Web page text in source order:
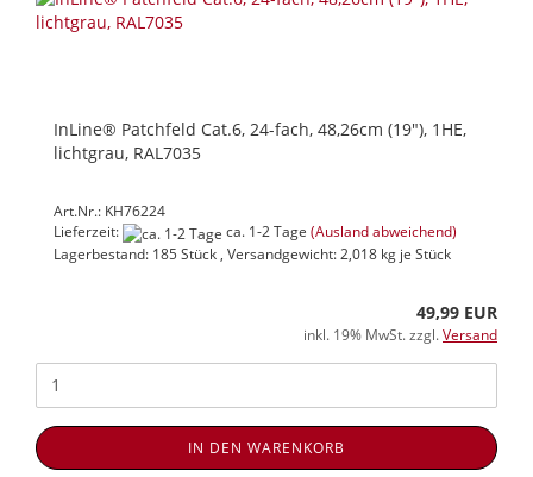
InLine® Patchfeld Cat.6, 24-fach, 48,26cm (19"), 1HE,
lichtgrau, RAL7035
Art.Nr.: KH76224
Lieferzeit:
ca. 1-2 Tage (Ausland abweichend)
Lagerbestand: 185 Stück , Versandgewicht:2,018 kg je Stück
49,99 EUR
inkl. 19% MwSt. zzgl.Versand
IN DEN WARENKORB